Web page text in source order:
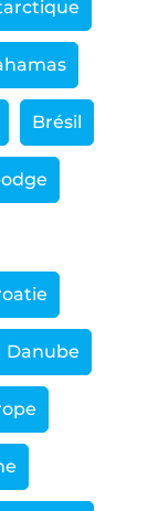
Brésil
Danube